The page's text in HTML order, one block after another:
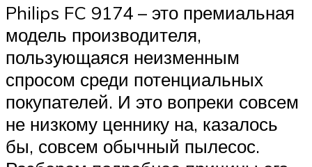
Philips FC 9174 – это премиальная
модель производителя,
пользующаяся неизменным
спросом среди потенциальных
покупателей. И это вопреки совсем
не низкому ценнику на, казалось
бы, совсем обычный пылесос.